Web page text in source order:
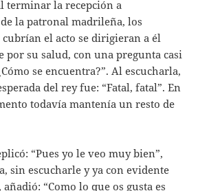
terminar la recepción a
la patronal madrileña, los
el acto se dirigieran a él
por su salud, con una pregunta casi
se encuentra?”. Al escucharla,
del rey fue: “Fatal, fatal”. En
todavía mantenía un resto de
“Pues yo le veo muy bien”,
sin escucharle y ya con evidente
“Como lo que os gusta es